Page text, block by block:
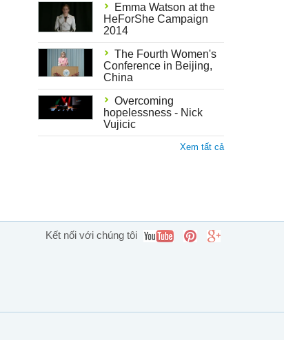
Emma Watson at the
HeForShe Campaign
2014
The Fourth Women's
Conference in Beijing,
China
Overcoming
hopelessness - Nick
Vujicic
Xem tất cả
Kết nối với chúng tôi